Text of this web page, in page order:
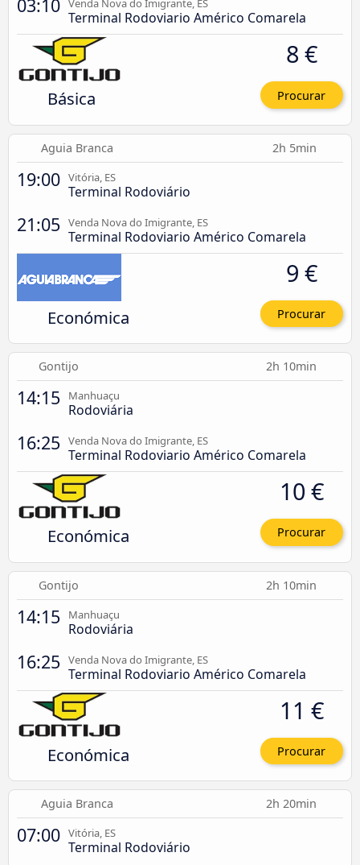
03:10 Venda Nova do Imigrante, ES
Terminal Rodoviario Américo Comarela
Básica
8 €
Procurar
Aguia Branca 2h 5min
19:00 Vitória, ES
Terminal Rodoviário
21:05 Venda Nova do Imigrante, ES
Terminal Rodoviario Américo Comarela
Económica
9 €
Procurar
Gontijo 2h 10min
14:15 Manhuaçu
Rodoviária
16:25 Venda Nova do Imigrante, ES
Terminal Rodoviario Américo Comarela
Económica
10 €
Procurar
Gontijo 2h 10min
14:15 Manhuaçu
Rodoviária
16:25 Venda Nova do Imigrante, ES
Terminal Rodoviario Américo Comarela
Económica
11 €
Procurar
Aguia Branca 2h 20min
07:00 Vitória, ES
Terminal Rodoviário